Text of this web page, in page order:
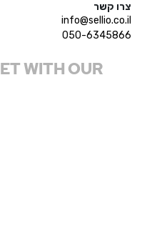
צרו קשר
info@sellio.co.il
050-6345866
WITH OUR